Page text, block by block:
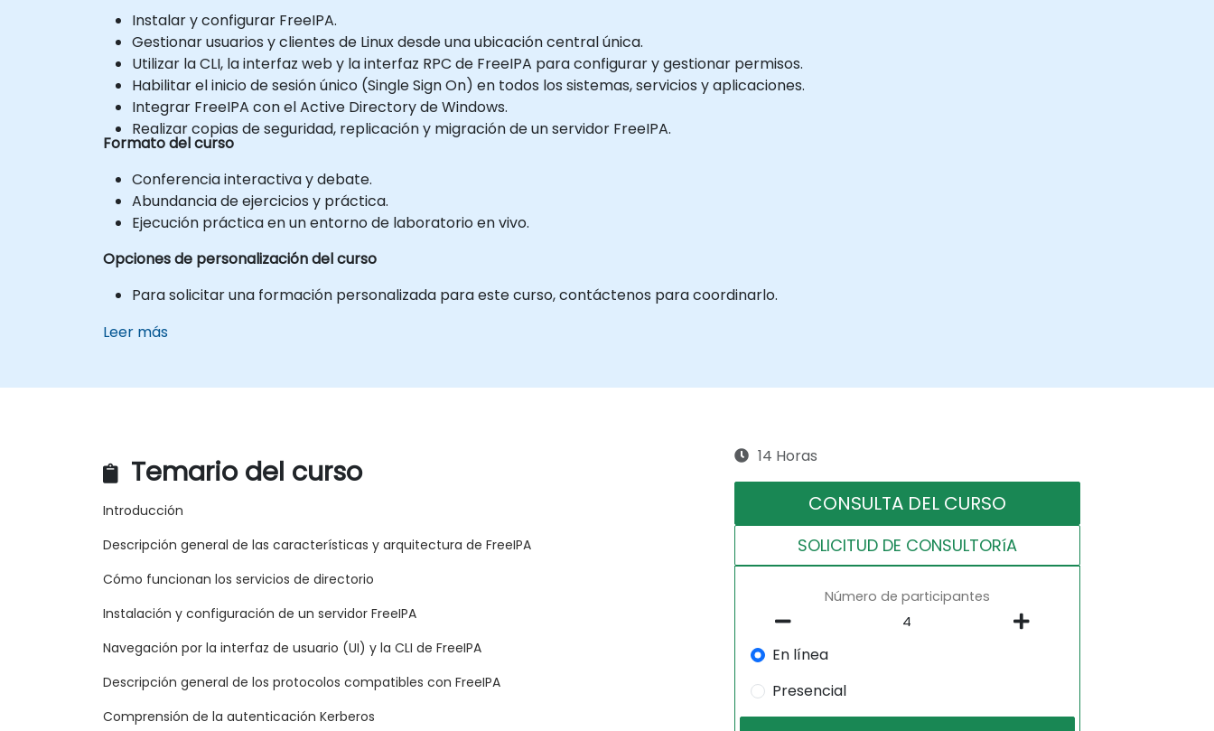
Instalar y configurar FreeIPA.
Gestionar usuarios y clientes de Linux desde una ubicación central única.
Utilizar la CLI, la interfaz web y la interfaz RPC de FreeIPA para configurar y gestionar permisos.
Habilitar el inicio de sesión único (Single Sign On) en todos los sistemas, servicios y aplicaciones.
Integrar FreeIPA con el Active Directory de Windows.
Realizar copias de seguridad, replicación y migración de un servidor FreeIPA.
Formato del curso
Conferencia interactiva y debate.
Abundancia de ejercicios y práctica.
Ejecución práctica en un entorno de laboratorio en vivo.
Opciones de personalización del curso
Para solicitar una formación personalizada para este curso, contáctenos para coordinarlo.
Leer más
Temario del curso
Introducción
Descripción general de las características y arquitectura de FreeIPA
Cómo funcionan los servicios de directorio
Instalación y configuración de un servidor FreeIPA
Navegación por la interfaz de usuario (UI) y la CLI de FreeIPA
Descripción general de los protocolos compatibles con FreeIPA
Comprensión de la autenticación Kerberos
14 Horas
CONSULTA DEL CURSO
SOLICITUD DE CONSULTORíA
Número de participantes
En línea
Presencial